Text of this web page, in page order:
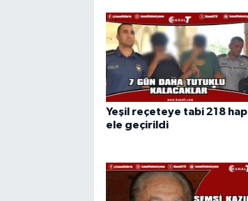
Yeşil reçeteye tabi 218 hap
ele geçirildi